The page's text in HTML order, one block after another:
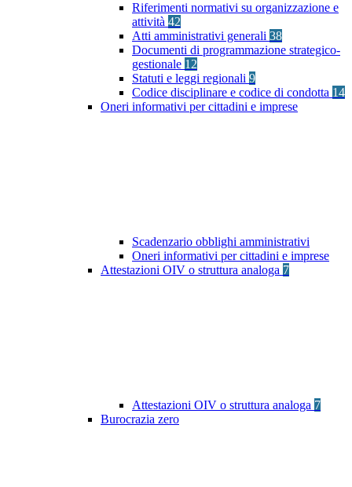
Riferimenti normativi su organizzazione e
attività 42
Atti amministrativi generali 38
Documenti di programmazione strategico-
gestionale 12
Statuti e leggi regionali 9
Codice disciplinare e codice di condotta 14
Oneri informativi per cittadini e imprese
Scadenzario obblighi amministrativi
Oneri informativi per cittadini e imprese
Attestazioni OIV o struttura analoga 7
Attestazioni OIV o struttura analoga 7
Burocrazia zero